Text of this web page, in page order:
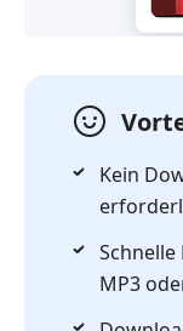
Kein
MP3